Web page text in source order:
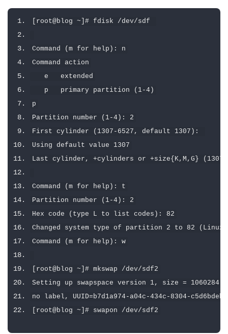
root@blog ~]# fdisk / dev/ sdf
Command ( m for help ):
n
Command action
   e   extended
   p   primary partition
( 1-4 )
p
Partition number ( 1-4 ):
2
First cylinder ( 1307 - 6527 , default 1307 ):
Using default value 1307
Last cylinder , +cylinders or +size{ K, M , G } ( 1307
Command ( m for help ):
t
Partition number ( 1-4 ):
2
Hex code ( type L to list codes ):
82
Changed system type of partition 2 to 82 ( Linux
Command
( m for help ): w
root@blog ~]# mkswap / dev/ sdf2
Setting up swapspace version 1, size = 1060284
no label , UUID=b7d1a974- a04c -434c - 8304-
root@blog ~]# swapon / dev/ sdf2